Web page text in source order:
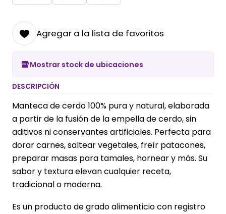
Agregar a la lista de favoritos
Mostrar stock de ubicaciones
DESCRIPCIÓN
Manteca de cerdo 100% pura y natural, elaborada
a partir de la fusión de la empella de cerdo, sin
aditivos ni conservantes artificiales. Perfecta para
dorar carnes, saltear vegetales, freír patacones,
preparar masas para tamales, hornear y más. Su
sabor y textura elevan cualquier receta,
tradicional o moderna.
Es un producto de grado alimenticio con registro